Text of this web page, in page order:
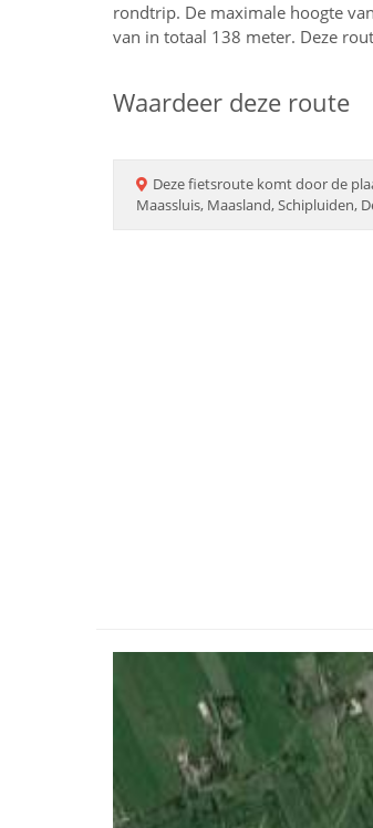
rondtrip. De maximale hoogte
van in totaal 138 meter. Deze
Waardeer deze route
Dezefietsroute komt door de
Maassluis, Maasland, Schipluiden,